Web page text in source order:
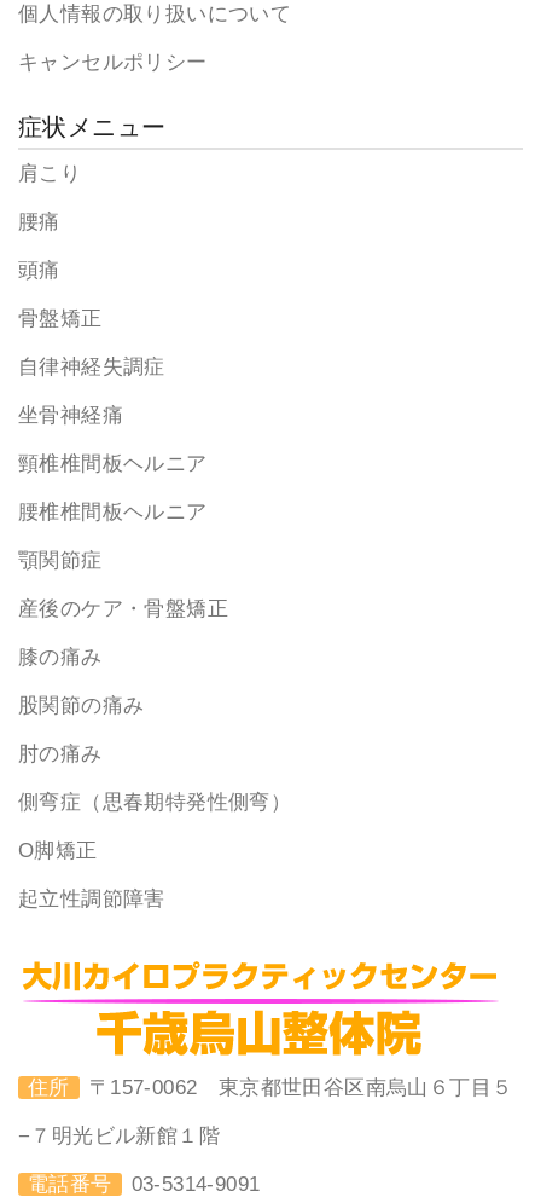
個人情報の取り扱いについて
キャンセルポリシー
症状メニュー
肩こり
腰痛
頭痛
骨盤矯正
自律神経失調症
坐骨神経痛
頸椎椎間板ヘルニア
腰椎椎間板ヘルニア
顎関節症
産後のケア・骨盤矯正
膝の痛み
股関節の痛み
肘の痛み
側弯症（思春期特発性側弯）
O脚矯正
起立性調節障害
住所 〒157-0062 東京都世田谷区南烏山６丁目５
−７明光ビル新館１階
電話番号 03-5314-9091